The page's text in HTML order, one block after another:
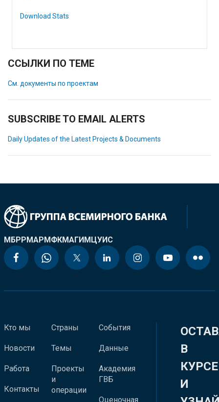
Download Stats
ССЫЛКИ ПО ТЕМЕ
См. документы по проектам
SUBSCRIBE TO EMAIL ALERTS
Daily Updates of the Latest Projects & Documents
МБРРМАРМФКМАГИМЦУИС
Кто мы
Новости
Работа
Контакты
Страны
Темы
Проекты
и
операции
События
Данные
Академия
ГВБ
Оценочная
В
КУРСЕ
И